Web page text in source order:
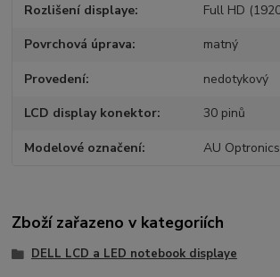
Rozlišení displaye Full HD
Povrchová úprava matný
Provedení nedotykový
LCD display konektor 30 pinů
Modelové označení AU
Zboží zařazeno v kategoriích
DELL LCD a LED notebook displaye